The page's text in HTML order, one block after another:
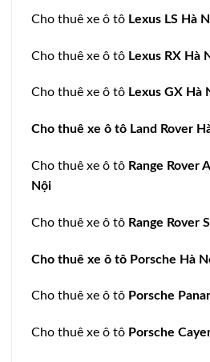
Cho thuê xe ô tô Lexus LS Hà
Cho thuê xe ô tô Lexus RX Hà
Cho thuê xe ô tô Lexus GX Hà
Cho thuê xe ô tô Land Rover
Cho thuê xe ô tô Range Rover
Nội
Cho thuê xe ô tô Range Rover
Cho thuê xe ô tô Porsche Hà
Cho thuê xe ô tô Porsche
Cho thuê xe ô tô Porsche